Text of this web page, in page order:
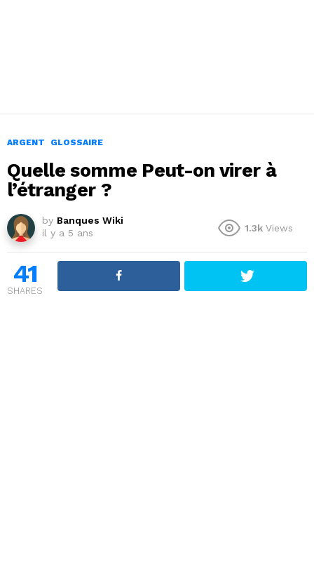
ARGENT GLOSSAIRE
Quelle somme Peut-on virer à
l’étranger ?
by Banques Wiki
il y a 5 ans
1.3k Views
41
SHARES